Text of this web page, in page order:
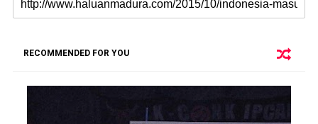
RECOMMENDED FOR YOU